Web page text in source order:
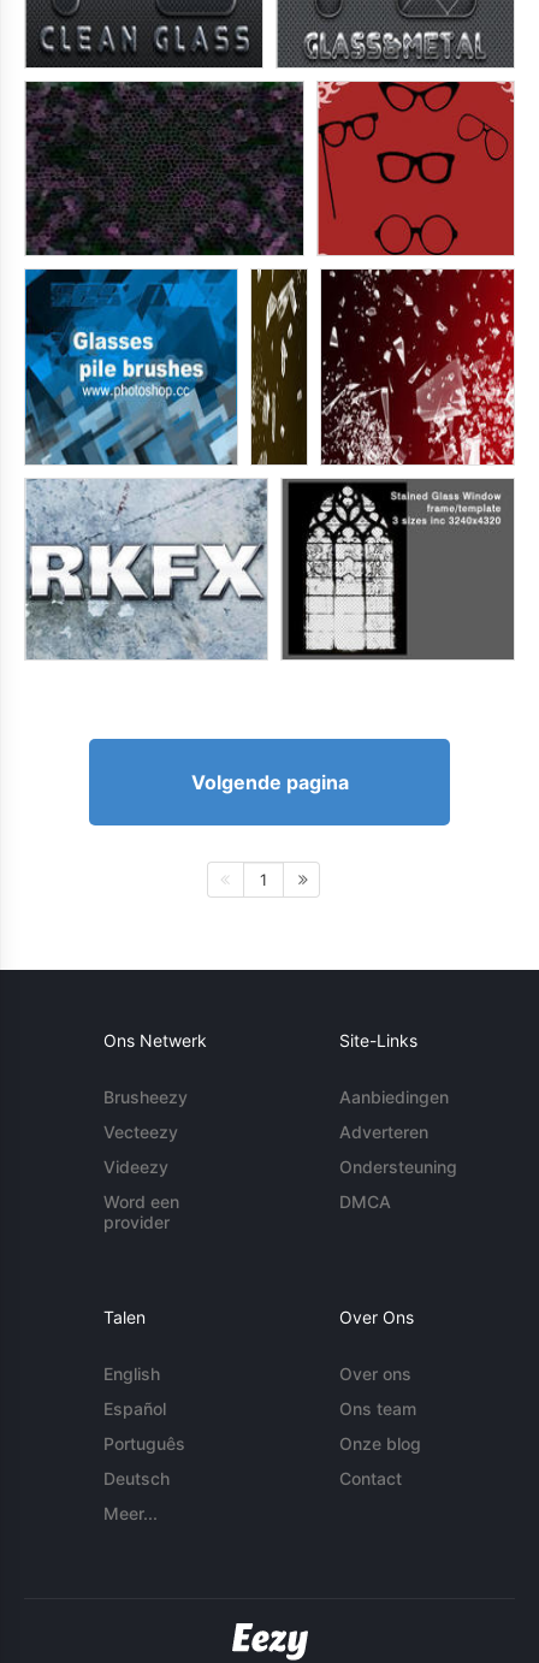
Volgende pagina
1
Ons Netwerk
Brusheezy
Vecteezy
Videezy
Word een
provider
Site-Links
Aanbiedingen
Adverteren
Ondersteuning
DMCA
Talen
English
Español
Português
Deutsch
Meer...
Over Ons
Over ons
Ons team
Onze blog
Contact